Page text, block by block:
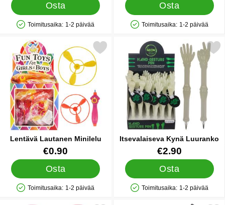
Osta
Saatavuus: Varastossa
Toimitusaika: 1-2 päivää
Osta
Saatavuus: Varastossa
Toimitusaika: 1-2 päivää
Lentävä Lautanen Minilelu
Tuote.nro 14442
€0.90
Osta
Saatavuus: Varastossa
Toimitusaika: 1-2 päivää
Merkitse lentävä Lautanen Minilelu suosikiksi
Itsevalaiseva Kynä Luuranko
Tuote.nro 42600
€2.90
Osta
Saatavuus: Varastossa
Toimitusaika: 1-2 päivää
Merkitse itsevalaiseva